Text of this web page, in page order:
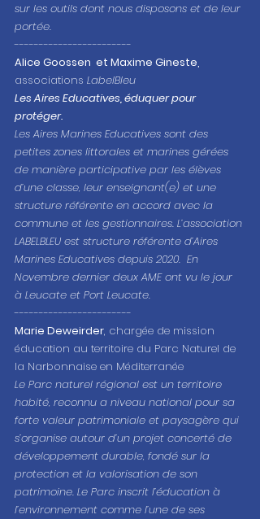
sur les outils dont nous disposons et de leur
portée.
------------------------
Alice Goossen  et Maxime Gineste,
associations LabelBleu
Les Aires Educatives, éduquer pour
protéger.
Les Aires Marines Educatives sont des
petites zones littorales et marines gérées
de manière participative par les élèves
d’une classe, leur enseignant(e) et une
structure référente en accord avec la
commune et les gestionnaires. L’association
LABELBLEU est structure référente d’Aires
Marines Educatives depuis 2020.  En
Novembre dernier deux AME ont vu le jour
à Leucate et Port Leucate.
------------------------
Marie Deweirder, chargée de mission
éducation au territoire du Parc Naturel de
la Narbonnaise en Méditerranée
Le Parc naturel régional est un territoire
habité, reconnu a niveau national pour sa
forte valeur patrimoniale et paysagère qui
s’organise autour d’un projet concerté de
développement durable, fondé sur la
protection et la valorisation de son
patrimoine. Le Parc inscrit l’éducation à
l’environnement comme l’une de ses